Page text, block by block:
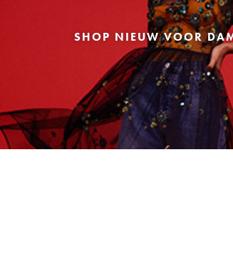
SHOP NIEUW VOOR